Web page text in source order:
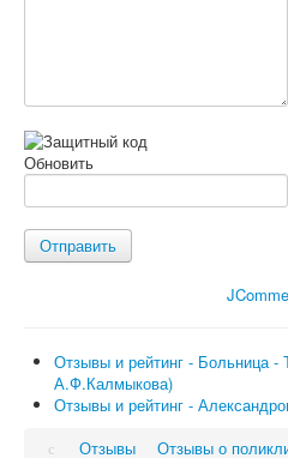
Обновить
Отправить
Отзывы и рейтинг - Больница -
А.Ф.Калмыкова)
Отзывы и рейтинг -
Отзывы
Отзывы о